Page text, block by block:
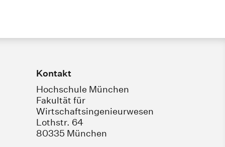
Kontakt
Hochschule München
Fakultät für
Wirtschaftsingenieurwesen
Lothstr. 64
80335 München